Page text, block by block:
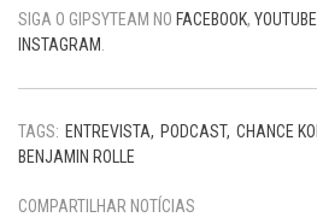
SIGA O GIPSYTEAM NO FACEBOOK, YOUTUBE
INSTAGRAM
TAGS: ENTREVISTA PODCAST CHANCE
BENJAMIN ROLLE
COMPARTILHAR NOTÍCIAS